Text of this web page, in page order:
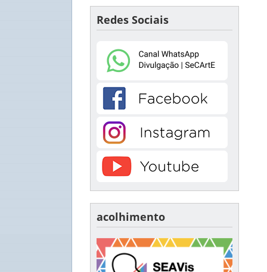
Redes Sociais
acolhimento